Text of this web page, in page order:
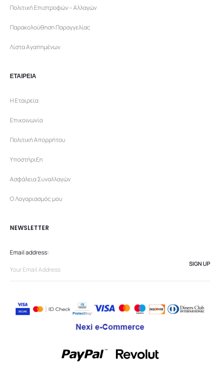
Πολιτική Επιστροφών – Αλλαγών
Παρακολούθηση Παραγγελίας
Λίστα Αγαπημένων
ΕΤΑΙΡΕΙΑ
Η Εταιρεία
Επικοινωνία
Πολιτική Απορρήτου
Υποστήριξη
Ασφάλεια Συναλλαγών
Ο Λογαριασμός μου
NEWSLETTER
Email address: